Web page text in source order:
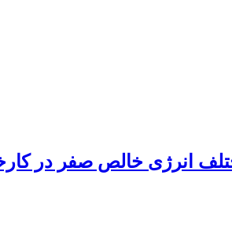
انرژی خالص صفر در